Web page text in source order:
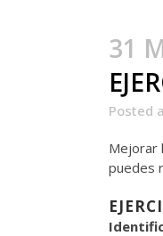
31
Posted
Mejorar
puedes